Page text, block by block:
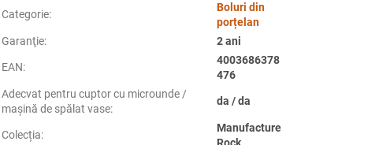
Categorie:
Boluri din
porțelan
Garanţie: 2 ani
EAN:
4003686378
476
Adecvat pentru cuptor cu microunde /
mașină de spălat vase:
da / da
Colecția:
Manufacture